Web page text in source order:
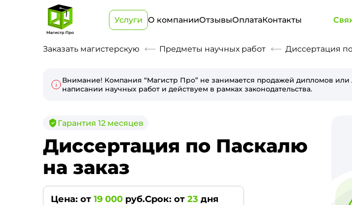
Услуги О компанииОтзывыОплатаКонтакты
Заказать магистерскую Предметы научных работ Диссертация
Внимание! Компания “Магистр Про” не занимается продажей дипломов
написании научных работ и действуем в рамках законодательства.
Гарантия 12 месяцев
Диссертация по Паскалю
на заказ
Цена: от 19 000 руб.Срок: от 23 дня